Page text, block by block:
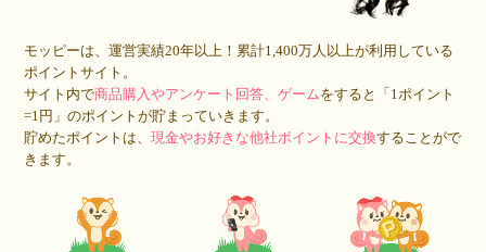
モッピーは、運営実績20年以上！累計1,400万人 以上が利用している
ポイントサイト。
サイト内で商品購入やアンケート回答、ゲームをすると「1ポイント
=1円」のポイントが貯まっていきます。
貯めたポイントは、現金やお好きな他社ポイントに交換することがで
きます。